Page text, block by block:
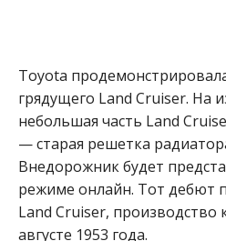
Toyota
грядущего Land Cruiser. На
небольшая часть Land
— старая решетка
Внедорожник будет
режиме онлайн. Тот дебют
Land Cruiser, производство
августе 1953 года.